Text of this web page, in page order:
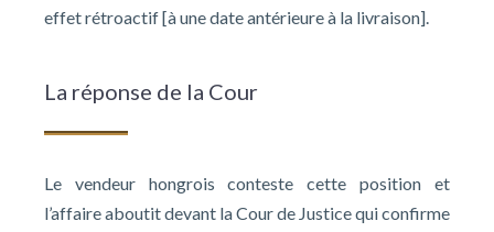
effet rétroactif [à une date antérieure à la livraison].
La réponse de la Cour
Le vendeur hongrois conteste cette position et
l’affaire aboutit devant la Cour de Justice qui confirme